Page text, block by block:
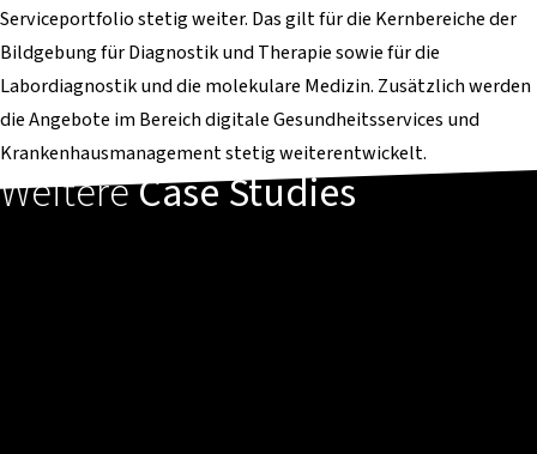
Serviceportfolio stetig weiter. Das gilt für die Kernbereiche der
Bildgebung für Diagnostik und Therapie sowie für die
Labordiagnostik und die molekulare Medizin. Zusätzlich werden
die Angebote im Bereich digitale Gesundheitsservices und
Krankenhausmanagement stetig weiterentwickelt.
WeitereCase Studies